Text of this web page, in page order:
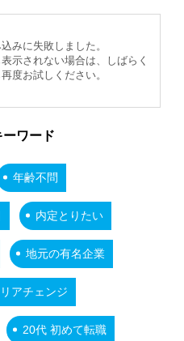
みに失敗しました。
示されない場合は、しばらく
度お試しください。
ワード
年齢不問
内定とりたい
地元の有名企業
アチェンジ
20代 初めて転職